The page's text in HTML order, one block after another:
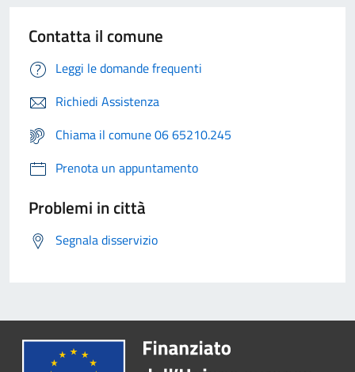
Contatta il comune
Leggi le domande frequenti
Richiedi Assistenza
Chiama il comune 06 65210.245
Prenota un appuntamento
Problemi in città
Segnala disservizio